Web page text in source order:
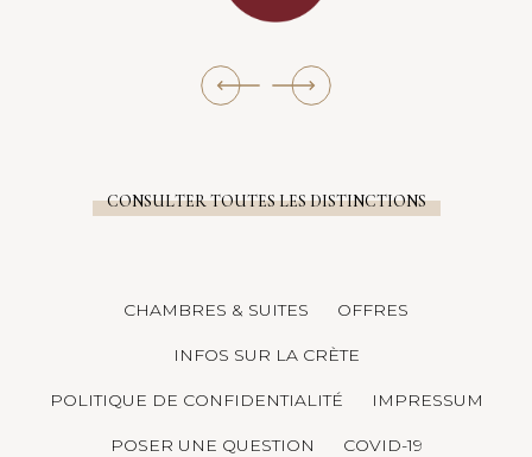
CONSULTER TOUTES LES DISTINCTIONS
CHAMBRES & SUITES OFFRES
INFOS SUR LA CRÈTE
POLITIQUE DE CONFIDENTIALITÉ IMPRESSUM
POSER UNE QUESTION COVID-19